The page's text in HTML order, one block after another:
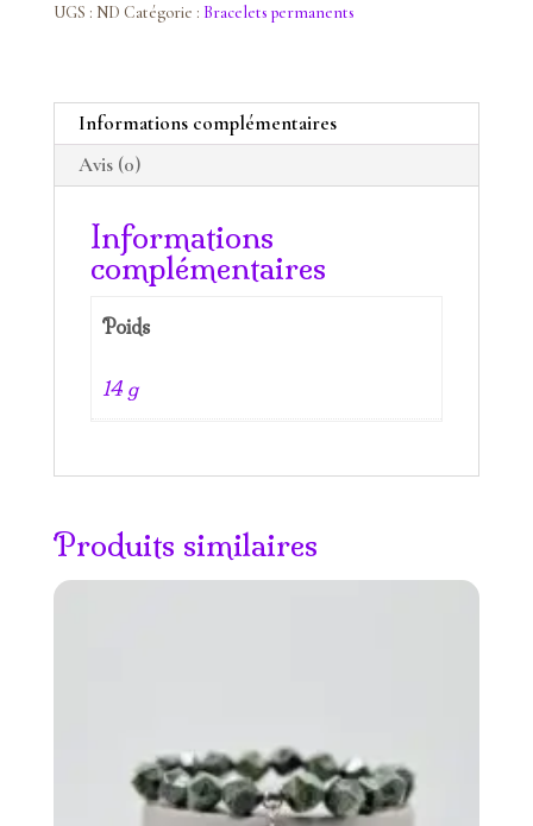
UGS : ND Catégorie : Bracelets permanents
Informations complémentaires
Avis (0)
Informations
complémentaires
Poids
14 g
Produits similaires